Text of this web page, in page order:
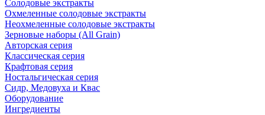
Солодовые экстракты
Охмеленные солодовые экстракты
Неохмеленные солодовые экстракты
Зерновые наборы (All Grain)
Авторская серия
Классическая серия
Крафтовая серия
Ностальгическая серия
Сидр, Медовуха и Квас
Оборудование
Ингредиенты